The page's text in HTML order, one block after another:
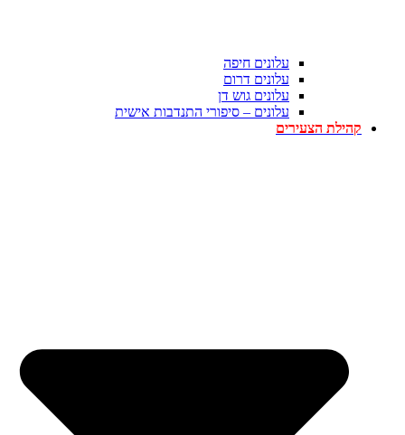
עלונים חיפה
עלונים דרום
עלונים גוש דן
עלונים – סיפורי התנדבות אישית
קהילת הצעירים